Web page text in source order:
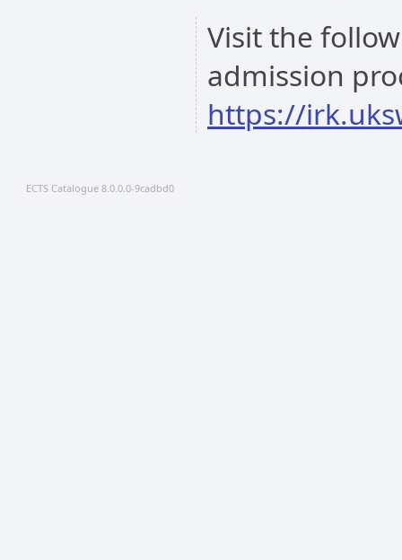
Visit the
admission
https://
ECTS Catalogue 8.0.0.0-9cadbd0